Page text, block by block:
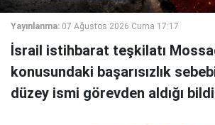
Yayınlanma: 07 Ağustos 2026 Cuma 17:17
İsrail istihbarat teşkilatı
konusundaki başarısızlık
düzey ismi görevden aldığı